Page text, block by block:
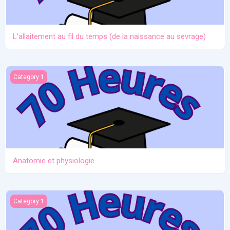
L'allaitement au fil du temps (de la naissance au sevrage)
Anatomie et physiologie
Category 1
Anatomie et physiologie
Ictère et hypoglycémie
Category 1